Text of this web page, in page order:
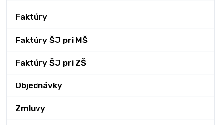
Faktúry
Faktúry ŠJ pri MŠ
Faktúry ŠJ pri ZŠ
Objednávky
Zmluvy